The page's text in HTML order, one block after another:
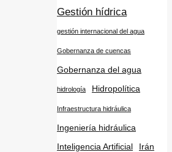
Gestión hídrica
gestión internacional del agua
Gobernanza de cuencas
Gobernanza del agua
hidrología Hidropolítica
Infraestructura hidráulica
Ingeniería hidráulica
Inteligencia Artificial
Irán